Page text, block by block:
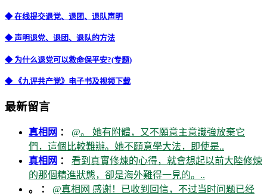
◆ 在线提交退党、退团、退队声明
◆ 声明退党、退团、退队的方法
◆ 为什么退党可以救命保平安?(专题)
◆ 《九评共产党》电子书及视频下载
最新留言
真相网 ： @。 她有附體，又不願意主意識強放棄它
們，這個比較難辦。她不願意學大法，即使是..
真相网 ： 看到真實修煉的心得，就會想起以前大陸修煉
的那個精進狀態，卻是海外難得一見的。..
。 ： @真相网 感谢！已收到回信，不过当时问题已经